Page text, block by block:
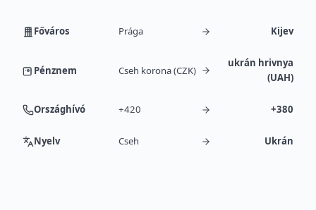
Főváros Prága Kijev
Pénznem Cseh korona (CZK)
ukrán hrivnya
(UAH)
Országhívó +420 +380
Nyelv Cseh Ukrán